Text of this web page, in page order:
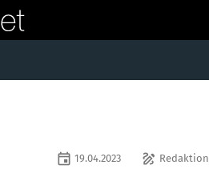
draw Redaktion
event 19.04.2023